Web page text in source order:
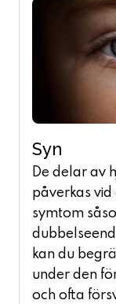
Syn
De delar av
påverkas
symtom
kan du
under den
och ofta